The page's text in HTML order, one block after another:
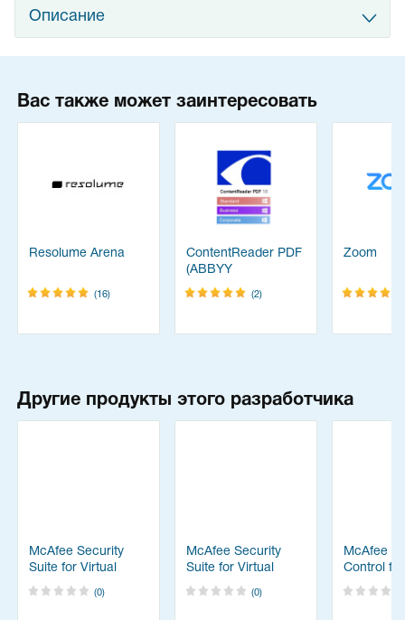
Описание
Вас также может заинтересовать
Resolume Arena
(16)
ContentReader PDF
(ABBYY
FineReader)
(2)
Zoom
Другие продукты этого разработчика
McAfee Security
Suite for Virtual
Desktop
Infrastructure (VDI)
(0)
McAfee Security
Suite for Virtual
Desktop
Infrastructure (VDI)
(0)
McAfee
Control